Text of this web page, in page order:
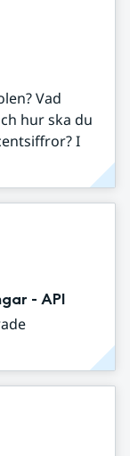
Vad
hur ska du
I
- API